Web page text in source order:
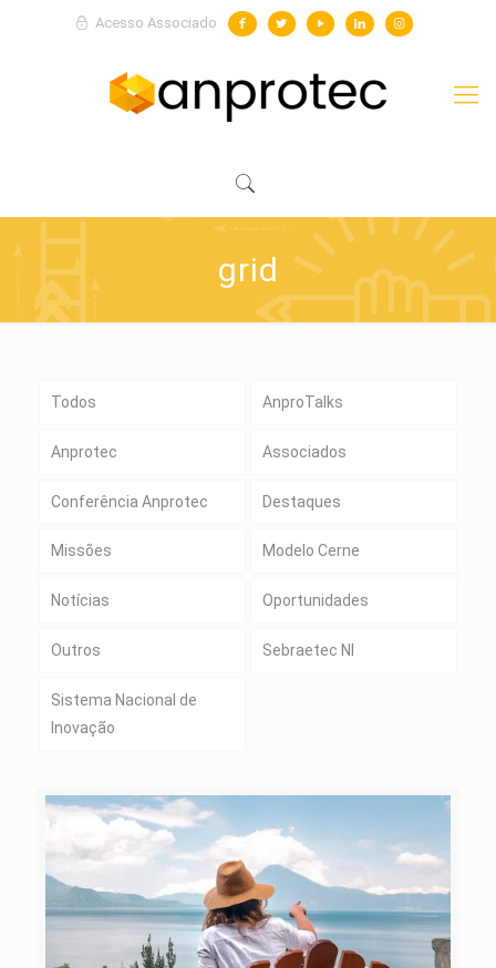
Acesso Associado
grid
Todos AnproTalks
Anprotec Associados
Conferência Anprotec Destaques
Missões Modelo Cerne
Notícias Oportunidades
Outros Sebraetec NI
Sistema Nacional de
Inovação